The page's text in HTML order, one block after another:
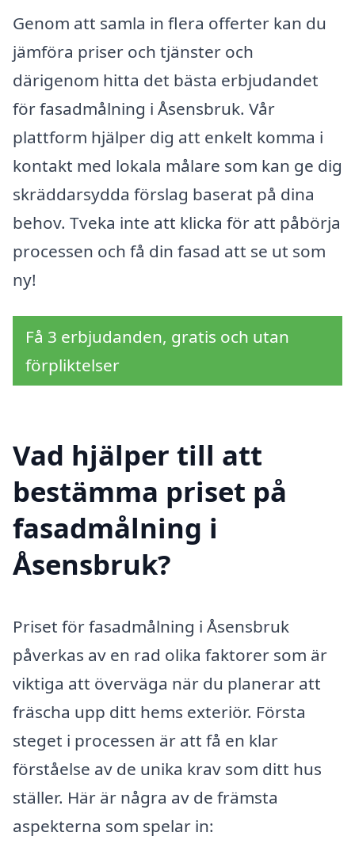
Genom att samla in flera offerter kan du
jämföra priser och tjänster och
därigenom hitta det bästa erbjudandet
för fasadmålning i Åsensbruk. Vår
plattform hjälper dig att enkelt komma i
kontakt med lokala målare som kan ge dig
skräddarsydda förslag baserat på dina
behov. Tveka inte att klicka för att påbörja
processen och få din fasad att se ut som
ny!
Få 3 erbjudanden, gratis och utan
förpliktelser
Vad hjälper till att
bestämma priset på
fasadmålning i
Åsensbruk?
Priset för fasadmålning i Åsensbruk
påverkas av en rad olika faktorer som är
viktiga att överväga när du planerar att
fräscha upp ditt hems exteriör. Första
steget i processen är att få en klar
förståelse av de unika krav som ditt hus
ställer. Här är några av de främsta
aspekterna som spelar in: